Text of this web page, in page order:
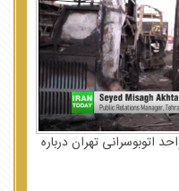
تهران درباره